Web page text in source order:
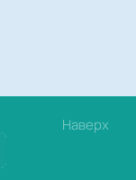
Наверх